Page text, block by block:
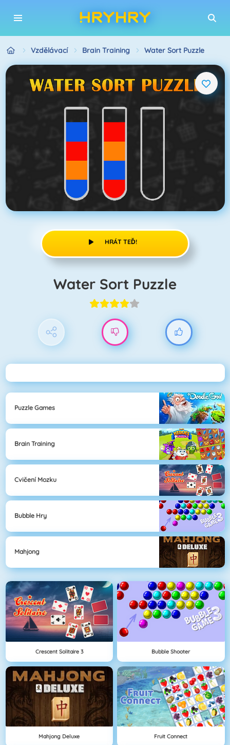
Vzdělávací Brain Training Water Sort Puzzle
HRÁT TEĎ!
Water Sort Puzzle
Puzzle Games
Brain Training
Cvičení Mozku
Bubble Hry
Mahjong
Crescent Solitaire 3 Bubble Shooter
Mahjong Deluxe Fruit Connect